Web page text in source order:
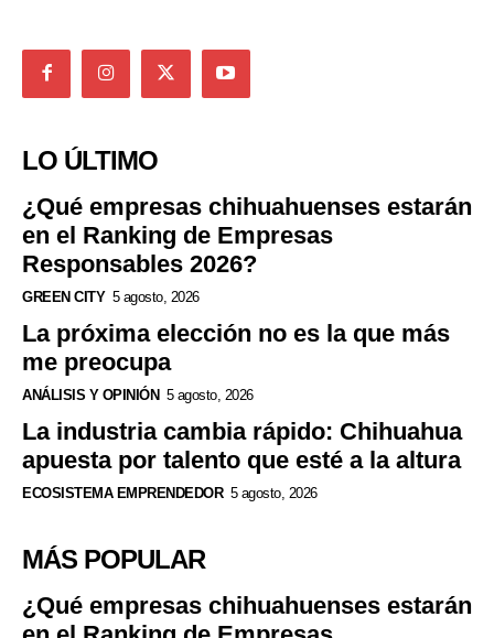
LO ÚLTIMO
¿Qué empresas chihuahuenses estarán
en el Ranking de Empresas
Responsables 2026?
GREEN CITY 5 agosto, 2026
La próxima elección no es la que más
me preocupa
ANÁLISIS Y OPINIÓN 5 agosto, 2026
La industria cambia rápido: Chihuahua
apuesta por talento que esté a la altura
ECOSISTEMA EMPRENDEDOR 5 agosto, 2026
MÁS POPULAR
¿Qué empresas chihuahuenses estarán